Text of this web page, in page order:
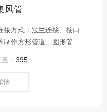
风管
接方式：法兰连接、接口
制作方形管道、圆形管
量：395
情